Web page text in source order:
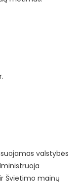
valstybės
Švietimo mainų